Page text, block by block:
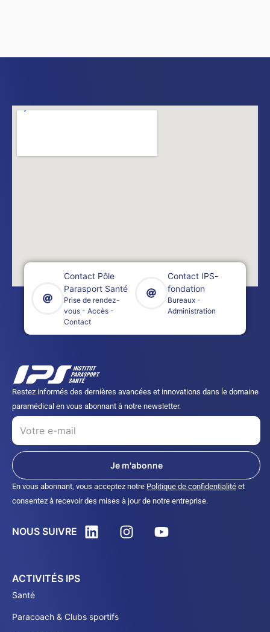
Contact Pôle
Parasport Santé
Prise de rendez-
vous - Accès -
Contact
Contact IPS-
fondation
Bureaux -
Administration
Restez informés des dernières avancées et innovations dans le domaine
paramédical en vous abonnant à notre newsletter.
Je m'abonne
En vous abonnant, vous acceptez notre Politique de confidentialité et
consentez à recevoir des mises à jour de notre entreprise.
NOUS SUIVRE
ACTIVITÉS IPS
Santé
Paracoach & Clubs sportifs